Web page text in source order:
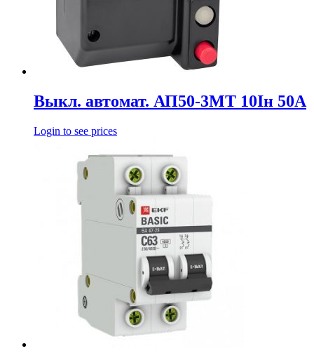
Выкл. автомат. АП50-3МТ 10Iн 50А
Login to see prices